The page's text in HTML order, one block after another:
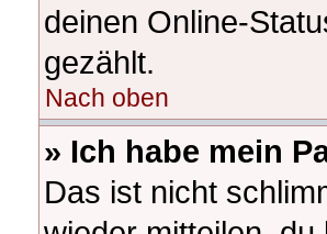
deinen Online-
gezählt.
Nach oben
» Ich habe mein
Das ist nicht